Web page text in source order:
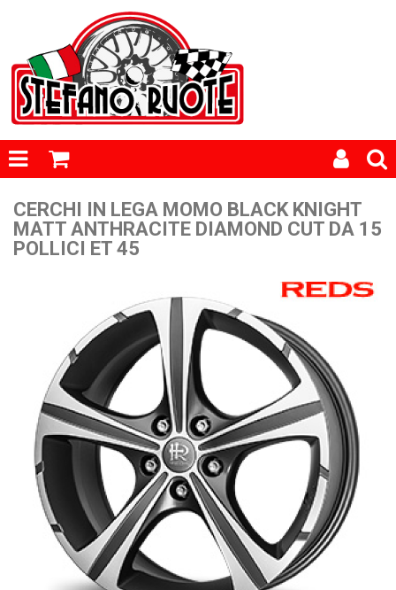
CERCHI IN LEGA MOMO BLACK KNIGHT
MATT ANTHRACITE DIAMOND CUT DA 15
POLLICI ET 45